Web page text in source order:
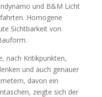
und B&M Licht
Homogene
Sichtbarkeit von
nach Kritikpunkten,
und auch genauer
davon ein
zeigte sich der